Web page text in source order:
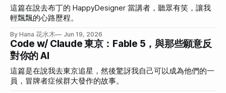
這篇在說去布丁的 HappyDesigner 當講者，聽眾有笑，讓我
輕飄飄的心路歷程。
By Hana 花水木 Jun 19, 2026
Code w/ Claude 東京：Fable 5，與那些願意反
對你的 AI
這篇是在說我去東京追星，然後驚訝我自己可以成為他們的一
員，冒牌者症候群大發作的故事。